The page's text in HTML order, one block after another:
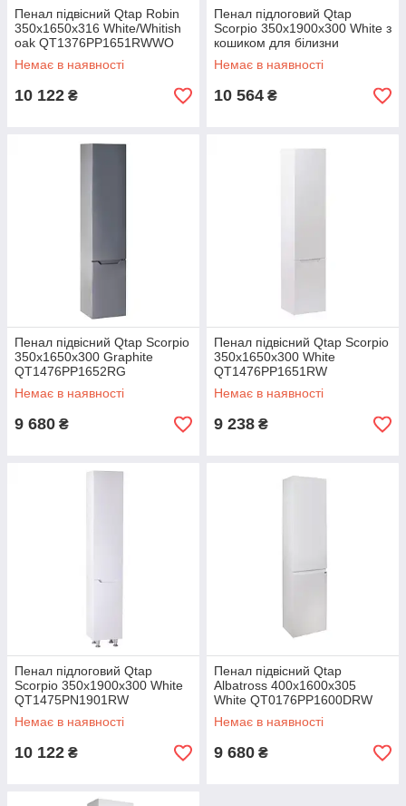
Пенал підвісний Qtap Robin
350х1650х316 White/Whitish
oak QT1376PP1651RWWO
Немає в наявності
10 122 ₴
Пенал підлоговий Qtap
Scorpio 350х1900х300 White з
кошиком для білизни
QT1475PN1901KRW
Немає в наявності
10 564 ₴
Пенал підвісний Qtap Scorpio
350х1650х300 Graphite
QT1476PP1652RG
Немає в наявності
9 680 ₴
Пенал підвісний Qtap Scorpio
350х1650х300 White
QT1476PP1651RW
Немає в наявності
9 238 ₴
Пенал підлоговий Qtap
Scorpio 350х1900х300 White
QT1475PN1901RW
Немає в наявності
10 122 ₴
Пенал підвісний Qtap
Albatross 400х1600х305
White QT0176PP1600DRW
Немає в наявності
9 680 ₴